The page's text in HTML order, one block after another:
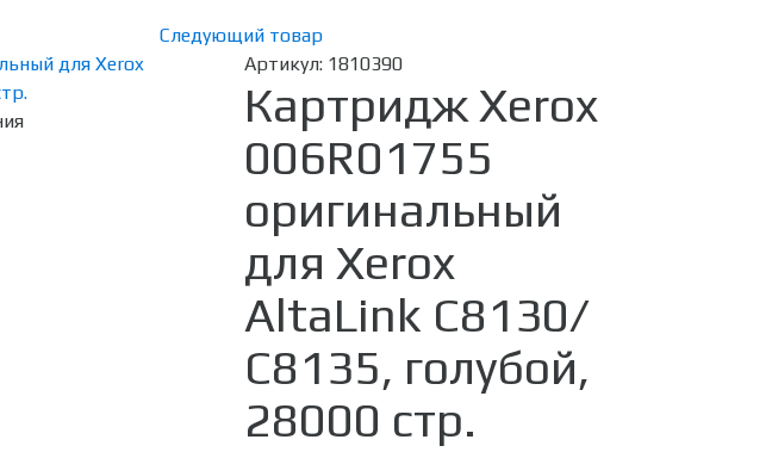
Следующий товар
Артикул: 1810390
Картридж Xerox
006R01755
оригинальный
для Xerox
AltaLink C8130/
C8135, голубой,
28000 стр.